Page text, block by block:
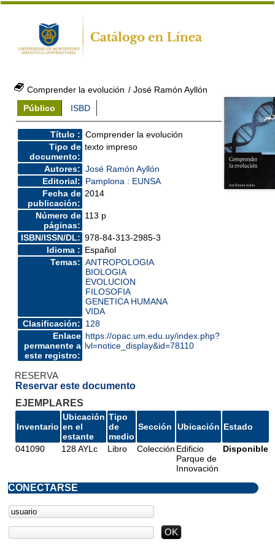
Comprender la evolución / José Ramón Ayllón
Público
ISBD
Título : Comprender la evolución
Tipo de
documento:
texto impreso
Autores: José Ramón Ayllón
Editorial:
Pamplona : EUNSA
Fecha de
publicación:
2014
Número de
páginas:
113 p
ISBN/ISSN/DL: 978-84-313-2985-3
Idioma : Español
Temas: ANTROPOLOGIA
BIOLOGIA
EVOLUCION
FILOSOFIA
GENETICA HUMANA
VIDA
Clasificación:
128
Enlace
permanente a
este registro:
https://opac.um.edu.uy/index.php?
lvl=notice_display&id=78110
RESERVA
Reservar este documento
EJEMPLARES
Inventario
Ubicación
en el
estante
Tipo
de
medio
Sección Ubicación Estado
041090 128 AYLc Libro Colección Edificio
Parque de
Innovación
Disponible
CONECTARSE